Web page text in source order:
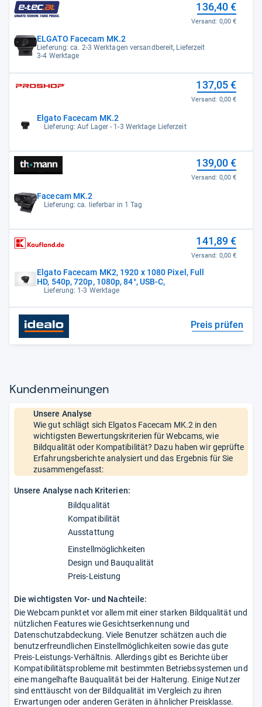
ELGATO Facecam MK.2
Lieferung: ca. 2-3 Werktagen versandbereit, Lieferzeit
3-4 Werktage
136,40 €
Versand: 0,00 €
Elgato Facecam MK.2
Lieferung: Auf Lager - 1-3 Werktage Lieferzeit
137,05 €
Versand: 0,00 €
Facecam MK.2
Lieferung: ca. lieferbar in 1 Tag
139,00 €
Versand: 0,00 €
Elgato Facecam MK2, 1920 x 1080 Pixel, Full
HD, 540p, 720p, 1080p, 84°, USB-C,
Lieferung: 1-3 Werktage
141,89 €
Versand: 0,00 €
Preis prüfen
Kun­den­mei­nun­gen
Unsere Analyse
Wie gut schlägt sich Elgatos Facecam MK.2 in den
wichtigsten Bewertungskriterien für Webcams, wie
Bildqualität oder Kompatibilität? Dazu haben wir geprüfte
Erfahrungsberichte analysiert und das Ergebnis für Sie
zusammengefasst:
Unsere Analyse nach Kriterien:
Bildqualität
Kompatibilität
Ausstattung
Einstellmöglichkeiten
Design und Bauqualität
Preis-Leistung
Die wichtigsten Vor- und Nachteile:
Die Webcam punktet vor allem mit einer starken Bildqualität und
nützlichen Features wie Gesichtserkennung und
Datenschutzabdeckung. Viele Benutzer schätzen auch die
benutzerfreundlichen Einstellmöglichkeiten sowie das gute
Preis-Leistungs-Verhältnis. Allerdings gibt es Berichte über
Kompatibilitätsprobleme mit bestimmten Betriebssystemen und
eine mangelhafte Bauqualität bei der Halterung. Einige Nutzer
sind enttäuscht von der Bildqualität im Vergleich zu ihren
Erwartungen oder anderen Geräten in ähnlicher Preisklasse.